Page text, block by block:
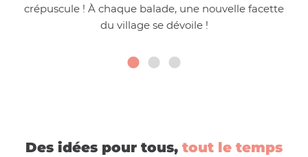
crépuscule ! À chaque balade, une nouvelle facette
du village se dévoile !
Des idées pour tous, tout le temps